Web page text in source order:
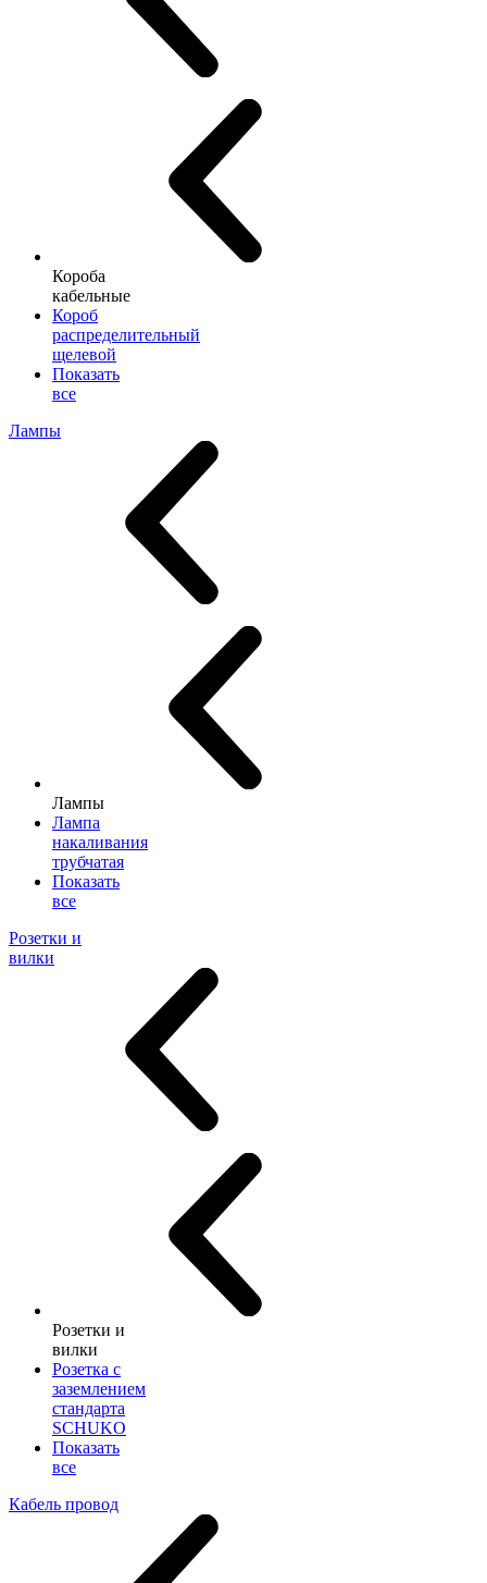
Короба
кабельные
Короб
распределительный
щелевой
Показать
все
Лампы
Лампы
Лампа
накаливания
трубчатая
Показать
все
Розетки и
вилки
Розетки и
вилки
Розетка с
заземлением
стандарта
SCHUKO
Показать
все
Кабель провод